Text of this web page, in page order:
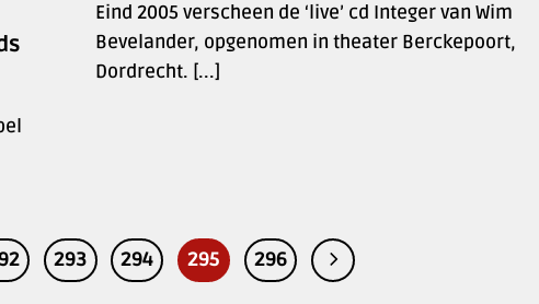
Eind 2005 verscheen de ‘live’ cd Integer van Wim
Bevelander, opgenomen in theater Berckepoort,
Dordrecht. [...]
293 294 295 296